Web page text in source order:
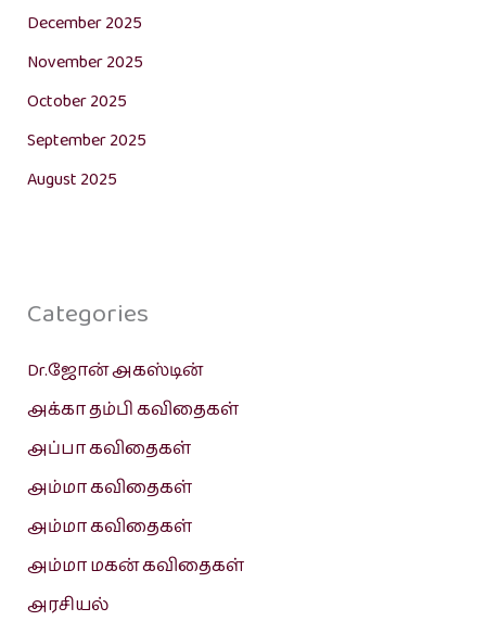
December 2025
November 2025
October 2025
September 2025
August 2025
Categories
Dr.ஜோன் அகஸ்டின்
அக்கா தம்பி கவிதைகள்
அப்பா கவிதைகள்
அம்மா கவிதைகள்
அம்மா கவிதைகள்
அம்மா மகன் கவிதைகள்
அரசியல்